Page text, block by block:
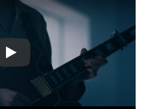
Play